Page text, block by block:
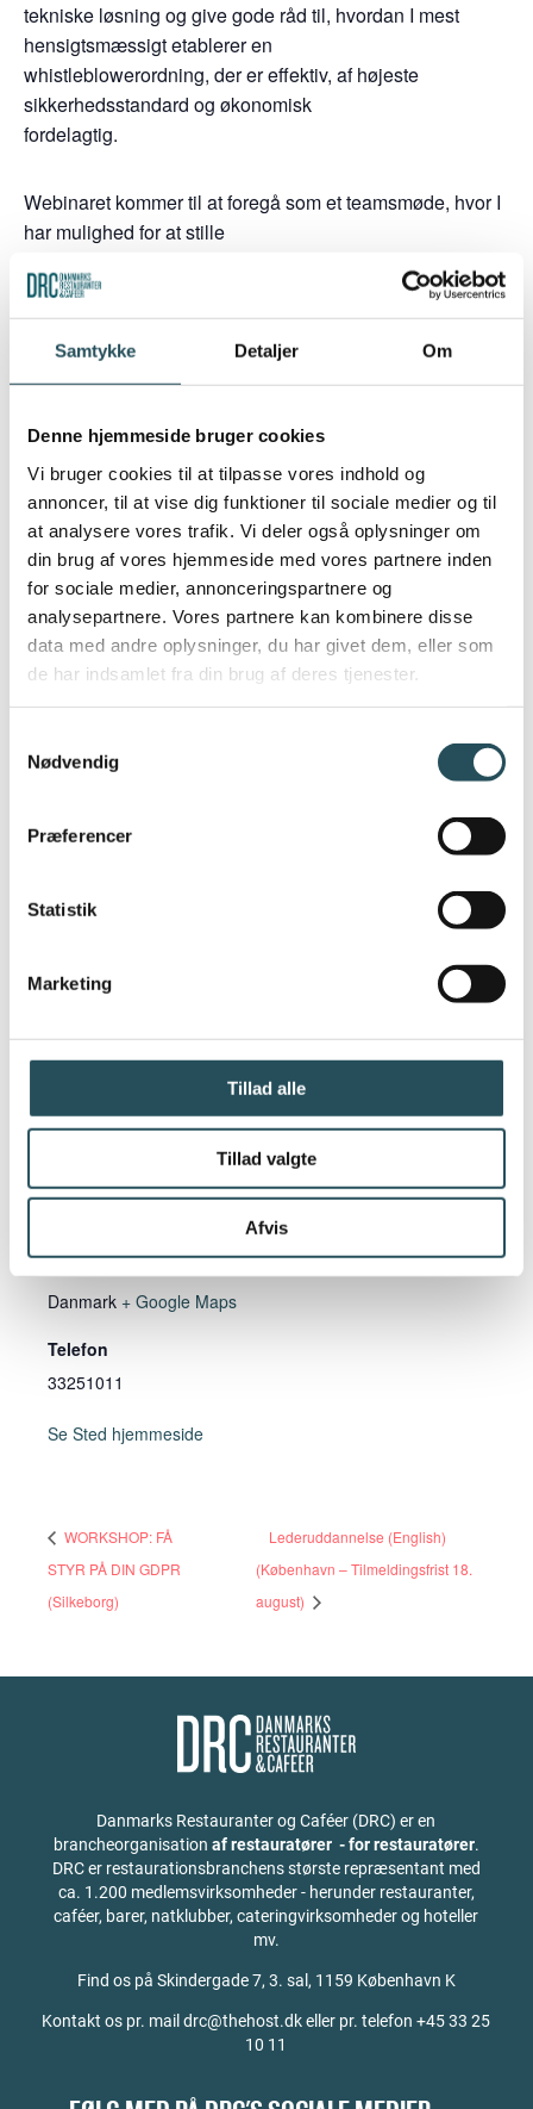
Samtykke Detaljer Om
Denne hjemmeside bruger cookies
Vi bruger cookies til at tilpasse vores indhold og
annoncer, til at vise dig funktioner til sociale medier og til
at analysere vores trafik. Vi deler også oplysninger om
din brug af vores hjemmeside med vores partnere inden
for sociale medier, annonceringspartnere og
analysepartnere. Vores partnere kan kombinere disse
data med andre oplysninger, du har givet dem, eller som
de har indsamlet fra din brug af deres tjenester.
Nødvendig
Præferencer
Statistik
Marketing
Tillad alle
Tillad valgte
Afvis
tekniske løsning og give gode råd til, hvordan I mest
hensigtsmæssigt etablerer en
whistleblowerordning, der er effektiv, af højeste
sikkerhedsstandard og økonomisk
fordelagtig.
Webinaret kommer til at foregå som et teamsmøde, hvor I
har mulighed for at stille
fb@walor.io
Tilføj til kalender
DETALJER
Dato:
12 september, 2023
10:00 - 11:00
ARRANGØRER
DRC
Walor.io
Online
Danmark + Google Maps
Telefon
33251011
Se Sted hjemmeside
WORKSHOP: FÅ
STYR PÅ DIN GDPR
(Silkeborg)
Lederuddannelse (English)
(København – Tilmeldingsfrist 18.
august)
Danmarks Restauranter og Caféer (DRC) er en
brancheorganisation af restauratører - for restauratører.
DRC er restaurationsbranchens største repræsentant med
ca. 1.200 medlemsvirksomheder - herunder restauranter,
caféer, barer, natklubber, cateringvirksomheder og hoteller
mv.
Find os på Skindergade 7, 3. sal, 1159 København K
Kontakt os pr. mail drc@thehost.dk eller pr. telefon +45 33 25
10 11